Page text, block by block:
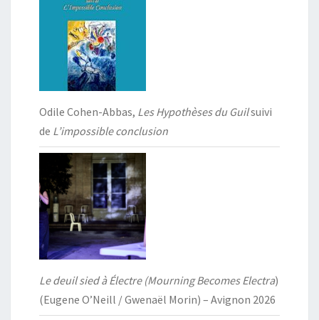
Odile Cohen-Abbas, Les Hypothèses du Guilsuivi
de L’impossible conclusion
Le deuil sied à Électre (Mourning Becomes Electra)
(Eugene O’Neill / Gwenaël Morin) – Avignon 2026